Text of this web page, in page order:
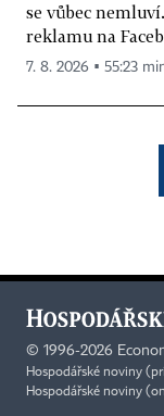
se vůbec
reklamu na
7. 8. 2026 ▪ 55:23
© 1996-2026
Hospodářské noviny
Hospodářské noviny